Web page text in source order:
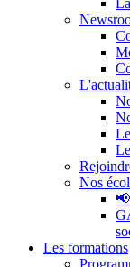
Nos
Les formations